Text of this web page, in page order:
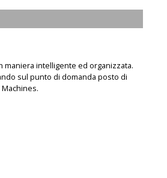
maniera intelligente ed organizzata.
sul punto di domanda posto di